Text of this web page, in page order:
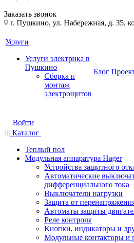
Заказать звонок
г. Пушкино, ул. Набережная, д. 35,
Услуги
Услуги электрика в
Пушкино
Сборка и
монтаж
электрощитов
Блог
Войти
Каталог
Теплый пол
Модульная аппаратура Hager
Устройства защитного
Автоматические
дифференциального тока
Выключатели нагрузки
Защита от
Автоматы защиты
Реле контроля
Кнопки, индикаторы и
Модульные контакторы и